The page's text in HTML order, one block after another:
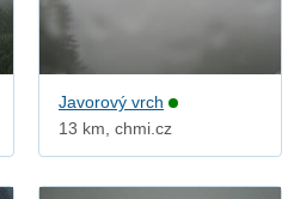
Javorový vrch
13 km, chmi.cz